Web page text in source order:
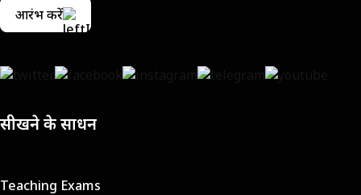
आरंभ करें
सीखने के साधन
Teaching Exams